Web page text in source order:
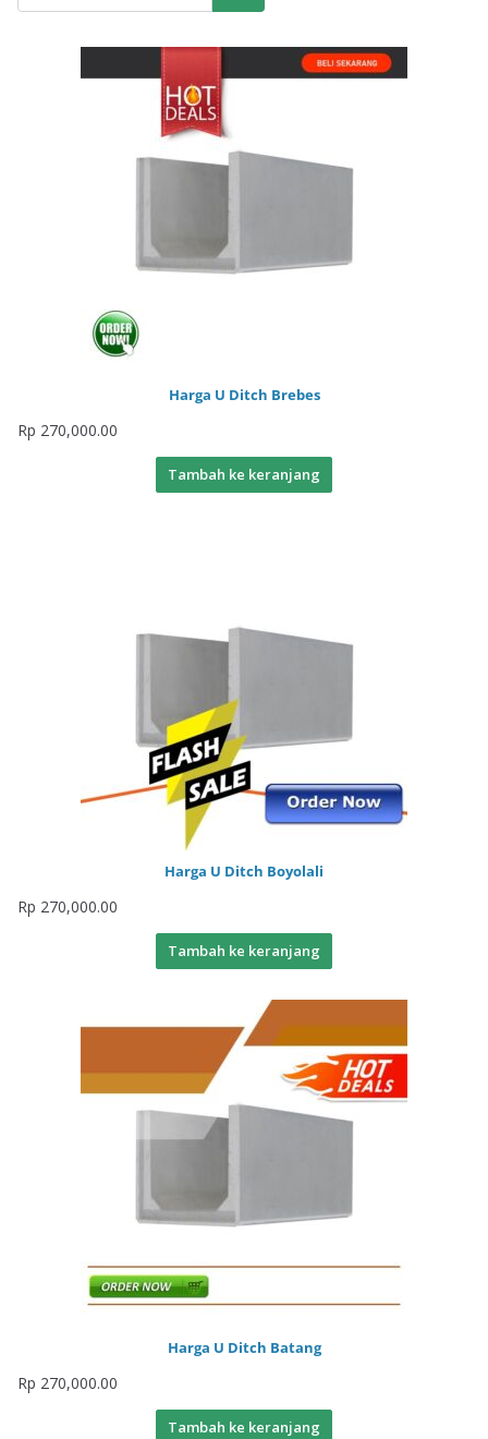
Harga U Ditch Brebes
Rp 270,000.00
Tambah ke keranjang
Harga U Ditch Boyolali
Rp 270,000.00
Tambah ke keranjang
Harga U Ditch Batang
Rp 270,000.00
Tambah ke keranjang